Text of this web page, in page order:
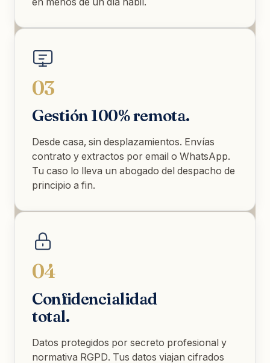
03
Gestión 100% remota.
Desde casa, sin desplazamientos. Envías
contrato y extractos por email o WhatsApp.
Tu caso lo lleva un abogado del despacho de
principio a fin.
04
Confidencialidad
total.
Datos protegidos por secreto profesional y
normativa RGPD. Tus datos viajan cifrados